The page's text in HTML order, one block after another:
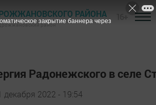
РАЙОНА
Дрожжановский район
Радонежского в
декабря 2022 - 19:54
закрытие баннера через